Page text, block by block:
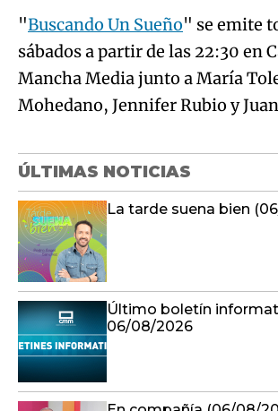
Mohedano, Jennifer Rubio y Juan
ÚLTIMAS NOTICIAS
La tarde suena bien
Último boletín
En compañía (06/08/